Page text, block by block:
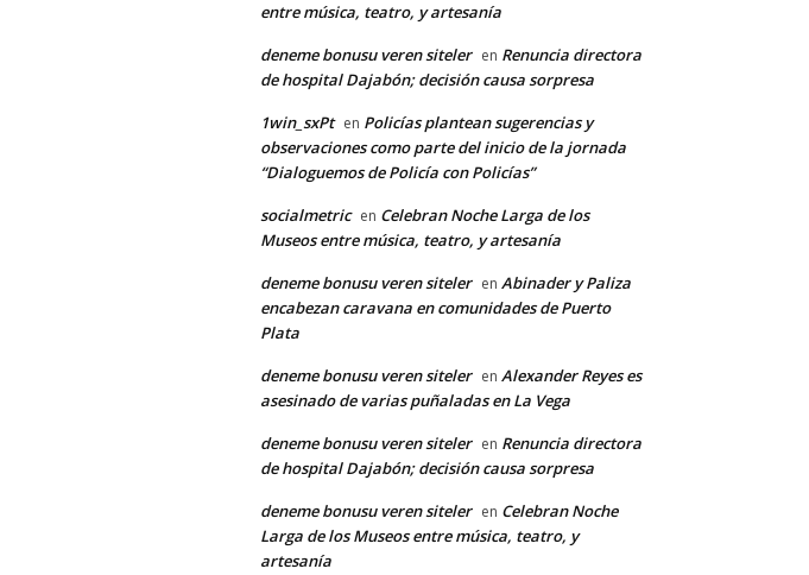
entre música, teatro, y artesanía
deneme bonusu veren siteler en Renuncia directora
de hospital Dajabón; decisión causa sorpresa
1win_sxPt en Policías plantean sugerencias y
observaciones como parte del inicio de la jornada
“Dialoguemos de Policía con Policías”
socialmetric en Celebran Noche Larga de los
Museos entre música, teatro, y artesanía
deneme bonusu veren siteler en Abinader y Paliza
encabezan caravana en comunidades de Puerto
Plata
deneme bonusu veren siteler en Alexander Reyes es
asesinado de varias puñaladas en La Vega
deneme bonusu veren siteler en Renuncia directora
de hospital Dajabón; decisión causa sorpresa
deneme bonusu veren siteler en Celebran Noche
Larga de los Museos entre música, teatro, y
artesanía